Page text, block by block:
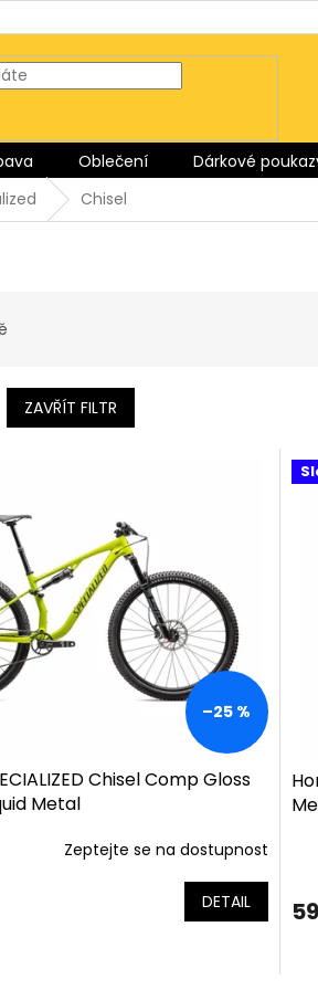
Oblečení Dárkové
Chisel
ZAVŘÍT FILTR
–25 %
Chisel Comp Gloss
Metal
Zeptejte se na dostupnost
DETAIL